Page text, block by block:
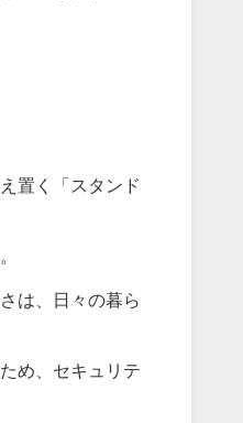
置く「スタンド
は、日々の暮ら
め、セキュリテ